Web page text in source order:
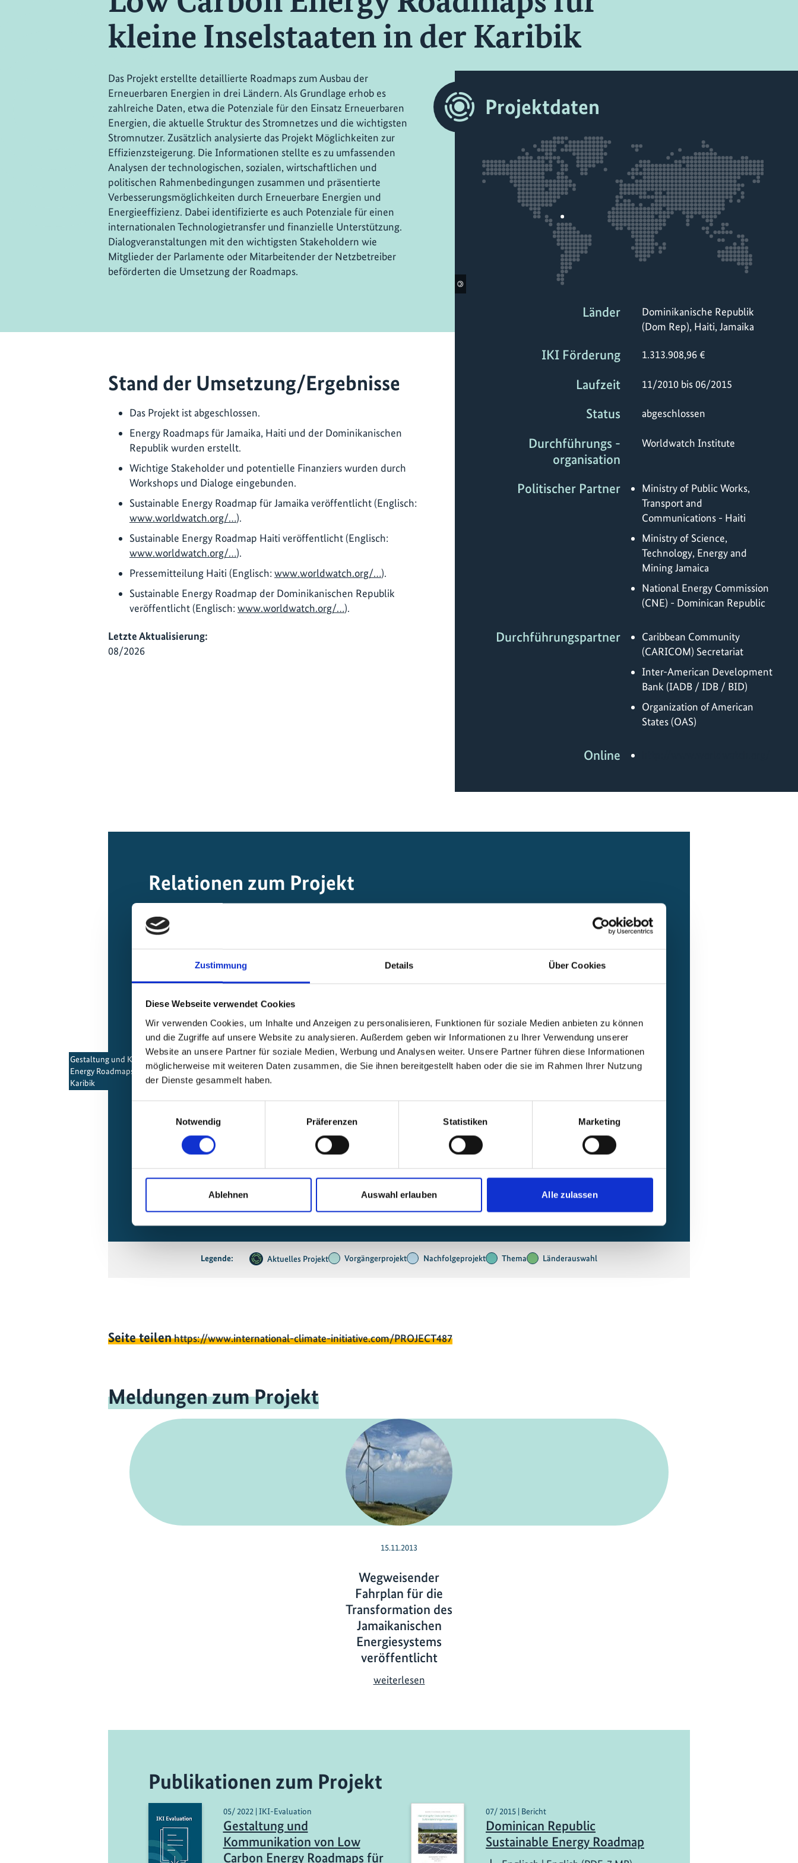
Zustimmung Details Über Cookies
Diese Webseite verwendet Cookies
Wir verwenden Cookies, um Inhalte und Anzeigen zu personalisieren, Funktionen für soziale Medien anbieten zu können
und die Zugriffe auf unsere Website zu analysieren. Außerdem geben wir Informationen zu Ihrer Verwendung unserer
Website an unsere Partner für soziale Medien, Werbung und Analysen weiter. Unsere Partner führen diese Informationen
möglicherweise mit weiteren Daten zusammen, die Sie ihnen bereitgestellt haben oder die sie im Rahmen Ihrer Nutzung
der Dienste gesammelt haben.
Notwendig
Präferenzen Statistiken Marketing
Ablehnen Auswahl erlauben Alle zulassen
kleine Inselstaaten in der Karibik
Das Projekt erstellte detaillierte Roadmaps zum Ausbau der
Erneuerbaren Energien in drei Ländern. Als Grundlage erhob es
zahlreiche Daten, etwa die Potenziale für den Einsatz Erneuerbaren
Energien, die aktuelle Struktur des Stromnetzes und die wichtigsten
Stromnutzer. Zusätzlich analysierte das Projekt Möglichkeiten zur
Effizienzsteigerung. Die Informationen stellte es zu umfassenden
Analysen der technologischen, sozialen, wirtschaftlichen und
politischen Rahmenbedingungen zusammen und präsentierte
Verbesserungsmöglichkeiten durch Erneuerbare Energien und
Energieeffizienz. Dabei identifizierte es auch Potenziale für einen
internationalen Technologietransfer und finanzielle Unterstützung.
Dialogveranstaltungen mit den wichtigsten Stakeholdern wie
Mitglieder der Parlamente oder Mitarbeitender der Netzbetreiber
beförderten die Umsetzung der Roadmaps.
Projektdaten
©
Länder
Dominikanische Republik
(Dom Rep), Haiti, Jamaika
IKI Förderung 1.313.908,96 €
Laufzeit 11/2010 bis 06/2015
Status abgeschlossen
Durchführungs -
organisation
Worldwatch Institute
Politischer Partner
Ministry of Public Works,
Transport and
Communications - Haiti
Ministry of Science,
Technology, Energy and
Mining Jamaica
National Energy Commission
(CNE) - Dominican Republic
Durchführungspartner
Caribbean Community
(CARICOM) Secretariat
Inter-American Development
Bank (IADB / IDB / BID)
Organization of American
States (OAS)
Online
Stand der Umsetzung/Ergebnisse
Das Projekt ist abgeschlossen.
Energy Roadmaps für Jamaika, Haiti und der Dominikanischen
Republik wurden erstellt.
Wichtige Stakeholder und potentielle Finanziers wurden durch
Workshops und Dialoge eingebunden.
Sustainable Energy Roadmap für Jamaika veröffentlicht (Englisch:
www.worldwatch.org/…).
Sustainable Energy Roadmap Haiti veröffentlicht (Englisch:
www.worldwatch.org/…).
Pressemitteilung Haiti (Englisch:www.worldwatch.org/…).
Sustainable Energy Roadmap der Dominikanischen Republik
veröffentlicht (Englisch:www.worldwatch.org/…).
Letzte Aktualisierung:
08/2026
Relationen zum Projekt
Nachhaltige Energieversorgung/Erneuerbare
Energien/Energieeffizienz
Gestaltung und Kommunikation von Low Carbon
Energy Roadmaps für kleine Inselstaaten in der
Karibik
Dominikanische Republik (Dom Rep)
Haiti
Legende: Aktuelles Projekt Vorgängerprojekt Nachfolgeprojekt Thema Länderauswahl
Seite teilenhttps://www.international-climate-initiative.com/PROJECT487
Meldungen zum Projekt
15.11.2013
Wegweisender
Fahrplan für die
Transformation des
Jamaikanischen
Energiesystems
veröffentlicht
weiterlesenW
d
e
r
F
Publikationen zum Projekt
05/ 2022 | IKI-Evaluation
Gestaltung und
Kommunikation von Low
Carbon Energy Roadmaps für
07/ 2015 | Bericht
Dominican Republic
Sustainable Energy Roadmap